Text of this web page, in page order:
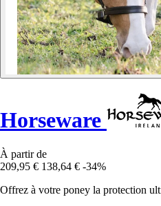
Horseware
À partir de
209,95 € 138,64 € -34%
Offrez à votre poney la protection